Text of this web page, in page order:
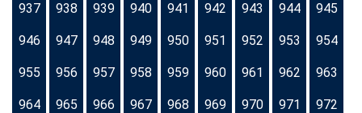
937 938 939 940 941 942 943 944 945
946 947 948 949 950 951 952 953 954
955 956 957 958 959 960 961 962 963
964 965 966 967 968 969 970 971 972